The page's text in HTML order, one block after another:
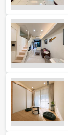
不拘
1樓
3樓
5~10樓
21樓以上
樓層
不拘
1樓
3樓